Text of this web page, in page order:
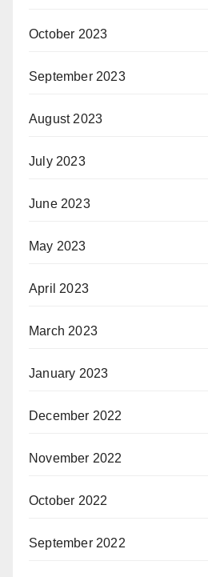
October 2023
September 2023
August 2023
July 2023
June 2023
May 2023
April 2023
March 2023
January 2023
December 2022
November 2022
October 2022
September 2022